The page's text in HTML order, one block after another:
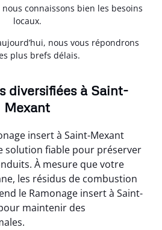
connaissons bien les besoins
locaux.
nous vous répondrons
plus brefs délais.
diversifiées à Saint-
Mexant
insert à Saint-Mexant
solution fiable pour préserver
À mesure que votre
les résidus de combustion
le Ramonage insert à Saint-
maintenir des